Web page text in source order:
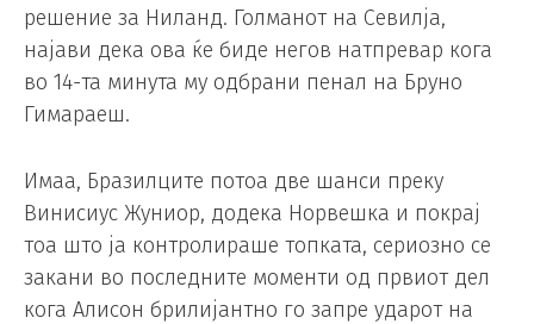
решение за Ниланд. Голманот на Севилја,
најави дека ова ќе биде негов натпревар кога
во 14-та минута му одбрани пенал на Бруно
Гимараеш.
Имаа, Бразилците потоа две шанси преку
Винисиус Жуниор, додека Норвешка и покрај
тоа што ја контролираше топката, сериозно се
закани во последните моменти од првиот дел
кога Алисон брилијантно го запре ударот на